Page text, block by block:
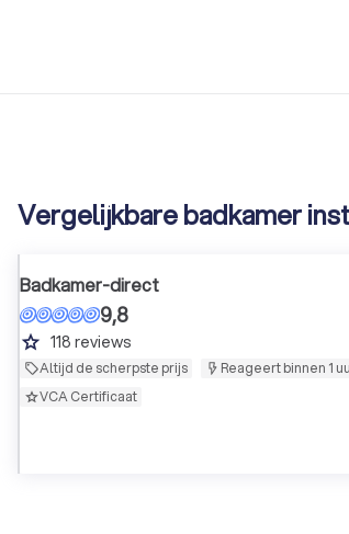
Vergelijkbare badkamer
Badkamer-direct
9,8
grade 118 reviews
Altijd de scherpste prijs
Reageert binnen 1
VCA Certificaat